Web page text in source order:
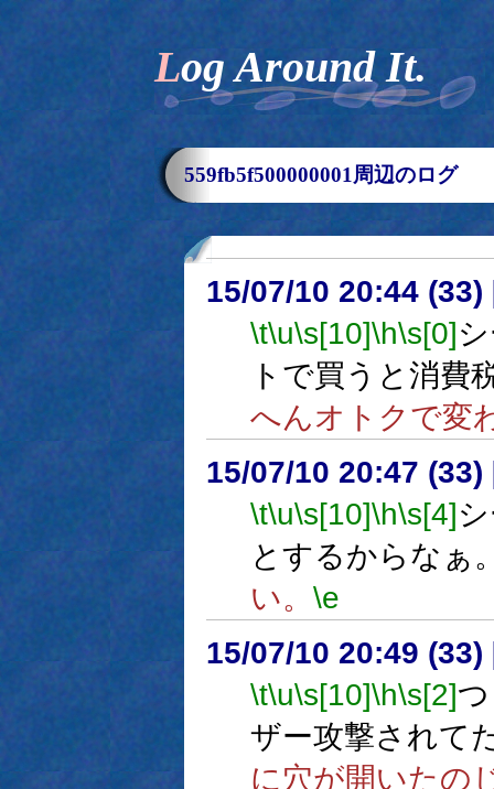
Log Around It.
559fb5f500000001周辺のログ
15/07/10 20:44 (33)
\t\u\s[10]\h\s[0]
トで買うと消費
へんオトクで変
15/07/10 20:47 (33)
\t\u\s[10]\h\s[4]
とするからなぁ
い。 \e
15/07/10 20:49 (33)
\t\u\s[10]\h\s[2]
ザー攻撃されて
に穴が開いたの